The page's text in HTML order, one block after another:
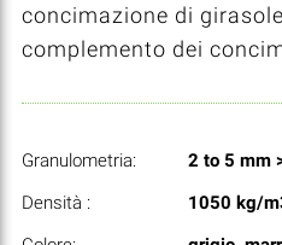
concimazione di
complemento dei
Granulometria:
2 to 5 mm
Densità :
1050 kg/